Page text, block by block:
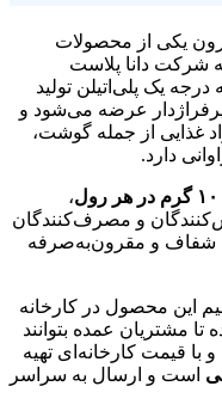
ضخیم ۱۰۰۰ گرمی آرون یکی از محصولات
شرکت دانا پلاست
درجه یک پلی‌اتیلن تولید
عرضه می‌شود و
غذایی از جمله گوشت،
دارد.
،
و مصرف‌کنندگان
شفاف و مقرون‌به‌صرفه
این محصول در کارخانه
مشتریان عمده بتوانند
قیمت کارخانه‌ای تهیه
است و ارسال به سراسر